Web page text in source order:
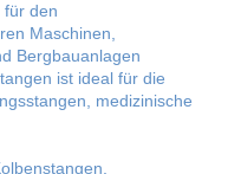
für den
Maschinen,
Bergbauanlagen
ist ideal für die
medizinische